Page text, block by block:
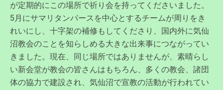
が定期的にこの場所で祈り会を持ってくださいました。
5月にサマリタンパースを中心とするチームが周りをき
れいにし、十字架の補修もしてくださり、国内外に気仙
沼教会のことを知らしめる大きな出来事につながってい
きました。現在、同じ場所ではありませんが、素晴らし
い新会堂が教会の皆さんはもちろん、多くの教会、諸団
体の協力で建設され、気仙沼で宣教の活動が行われてい